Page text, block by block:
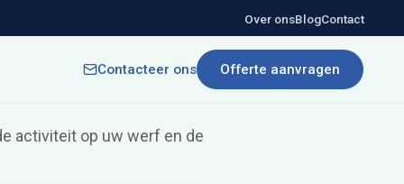
Over onsBlogContact
Contacteer ons Offerte aanvragen
activiteit op uw werf en de